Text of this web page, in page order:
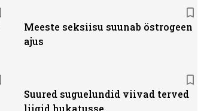
Meeste seksiisu suunab östrogeen
ajus
Suured suguelundid viivad terved
liigid hukatusse